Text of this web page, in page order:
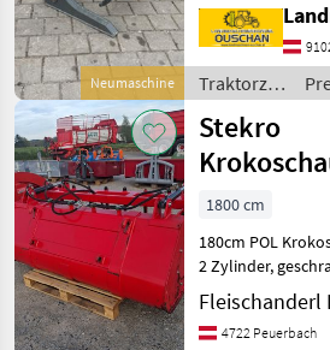
Neumaschine
150kg -Breite 800mm -Tiefe
890mm -Höhe 740mm
Traktorzubehör
/ Stekro
Stekro
POL 180
Zylinder,
1800 cm
180cm POL
2 Zylinder, geschraubte
Seitenbleche, Euro
Aufnahme
Frontlader-
Fleischanderl
4722 Peuerbach